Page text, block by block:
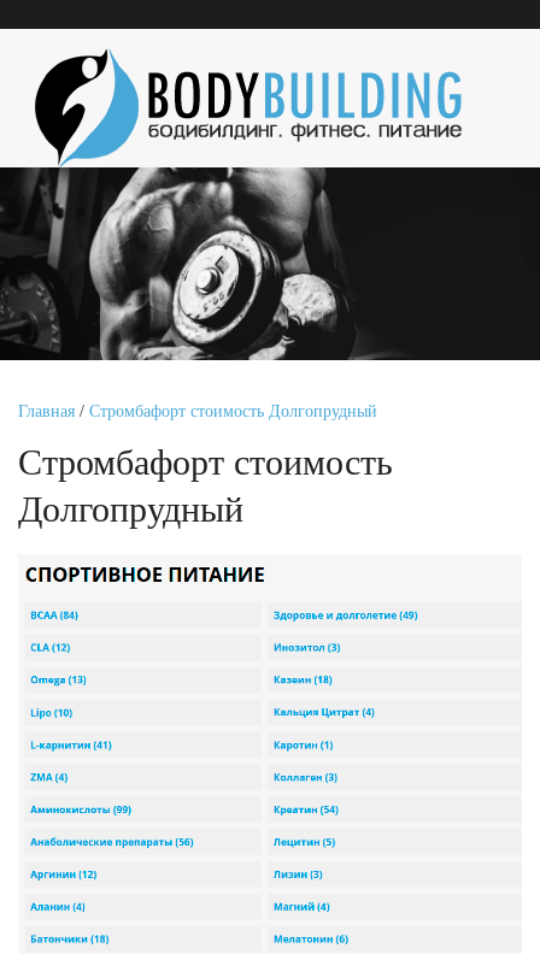
Главная / Стромбафорт стоимость Долгопрудный
Стромбафорт стоимость
Долгопрудный